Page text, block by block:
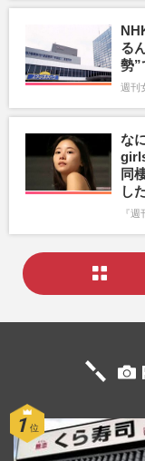
る
勢”
週刊
な
同
し
『